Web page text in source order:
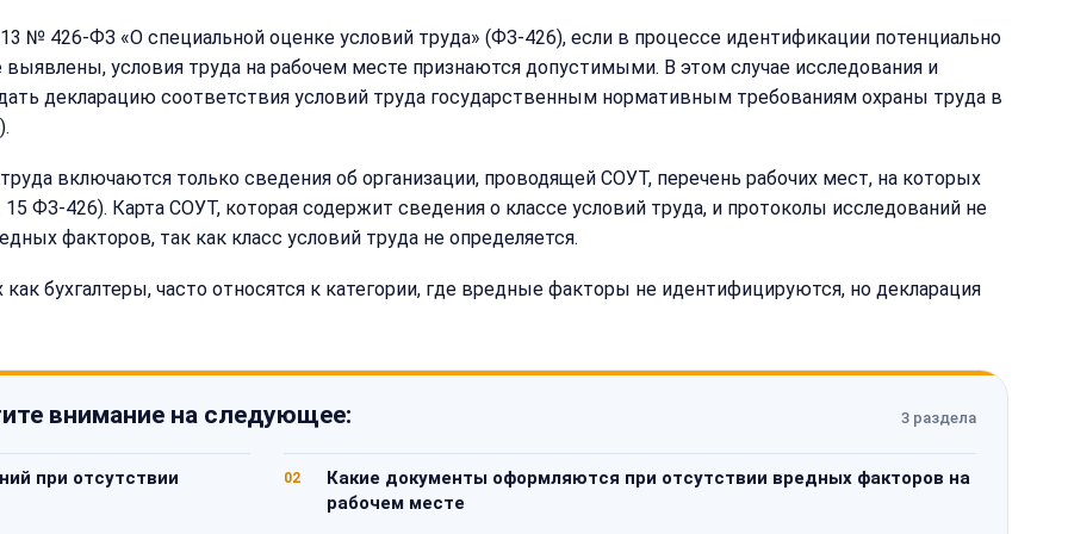
№ 426-ФЗ «О специальной оценке условий труда» (ФЗ-426), если в процессе идентификации потенциально
условия труда на рабочем месте признаются допустимыми. В этом случае исследования и
декларацию соответствия условий труда государственным нормативным требованиям охраны труда в
включаются только сведения об организации, проводящей СОУТ, перечень рабочих мест, на которых
ФЗ-426). Карта СОУТ, которая содержит сведения о классе условий труда, и протоколы исследований не
факторов, так как класс условий труда не определяется.
бухгалтеры, часто относятся к категории, где вредные факторы не идентифицируются, но декларация
внимание на следующее: 3 раздела
при отсутствии 02
Какие документы оформляются при отсутствии вредных факторов на
рабочем месте